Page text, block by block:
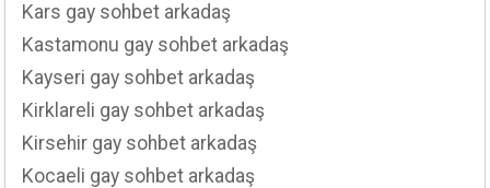
Kars gay sohbet arkadaş
Kastamonu gay sohbet arkadaş
Kayseri gay sohbet arkadaş
Kirklareli gay sohbet arkadaş
Kirsehir gay sohbet arkadaş
Kocaeli gay sohbet arkadaş